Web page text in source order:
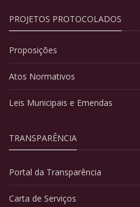
PROJETOS PROTOCOLADOS
Proposições
Atos Normativos
Leis Municipais e Emendas
TRANSPARÊNCIA
Portal da Transparência
Carta de Serviços